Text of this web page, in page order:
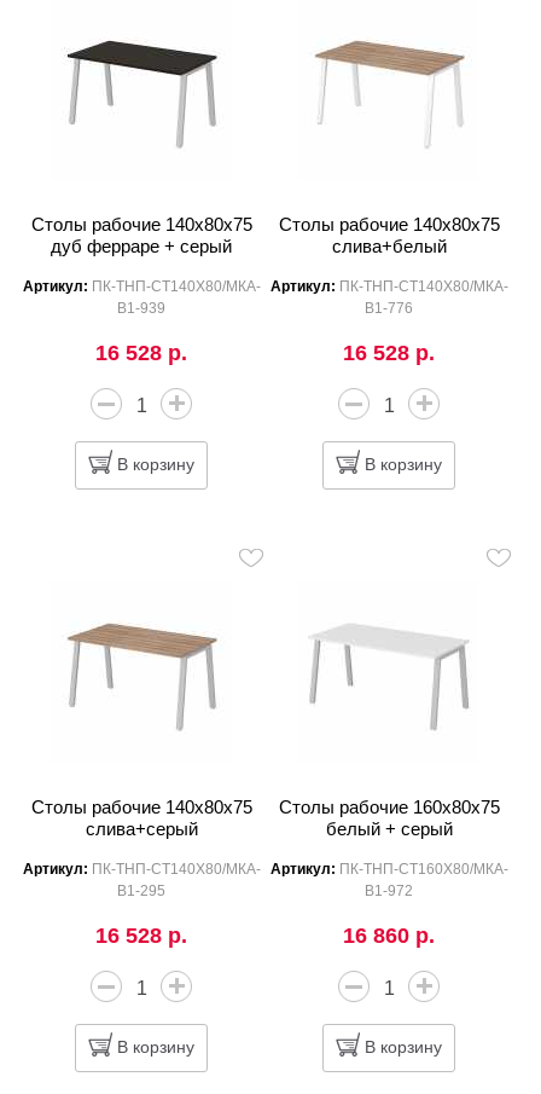
Столы рабочие 140x80x75
дуб ферраре + серый
Артикул: ПК-ТНП-СТ140Х80/МКА-
В1-939
16 528 р.
В корзину
Столы рабочие 140x80x75
слива+белый
Артикул: ПК-ТНП-СТ140Х80/МКА-
В1-776
16 528 р.
В корзину
Столы рабочие 140x80x75
слива+серый
Артикул: ПК-ТНП-СТ140Х80/МКА-
В1-295
16 528 р.
В корзину
Столы рабочие 160x80x75
белый + серый
Артикул: ПК-ТНП-СТ160Х80/МКА-
В1-972
16 860 р.
В корзину